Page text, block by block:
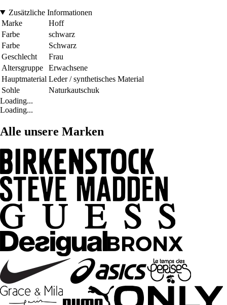
Zusätzliche Informationen
Marke
Hoff
Farbe
schwarz
Farbe
Schwarz
Geschlecht
Frau
Altersgruppe
Erwachsene
Hauptmaterial Leder / synthetisches Material
Sohle
Naturkautschuk
Loading...
Loading...
Alle unsere Marken